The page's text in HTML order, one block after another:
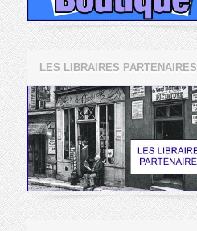
LES LIBRAIRES PARTENAIRES